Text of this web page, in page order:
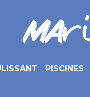
PISCINES